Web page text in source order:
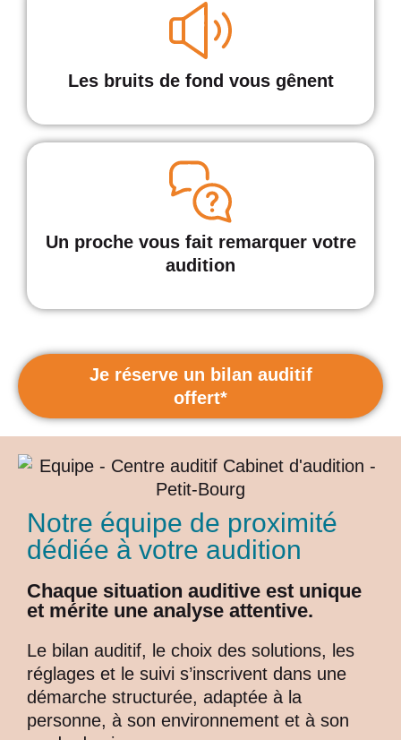
Les bruits de fond vous gênent
Un proche vous fait remarquer votre
audition
Je réserve un bilan auditif
offert*
Notre équipe de proximité
dédiée à votre audition
Chaque situation auditive est unique
et mérite une analyse attentive.
Le bilan auditif, le choix des solutions, les
réglages et le suivi s’inscrivent dans une
démarche structurée, adaptée à la
personne, à son environnement et à son